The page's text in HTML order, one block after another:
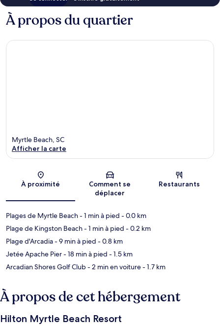
À propos du quartier
Carte
Myrtle Beach, SC
Afficher la carte
À proximité
Comment se
déplacer
Restaurants
Plages de Myrtle Beach- 1 min à pied - 0.0 km
Plage de Kingston Beach- 1 min à pied - 0.2 km
Plage d'Arcadia- 9 min à pied - 0.8 km
Jetée Apache Pier- 18 min à pied - 1.5 km
Arcadian Shores Golf Club- 2 min en voiture- 1.7 km
À propos de cet hébergement
Hilton Myrtle Beach Resort